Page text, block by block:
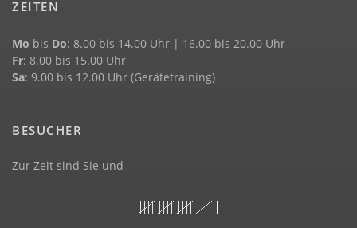
ZEITEN
Mo bis Do: 8.00 bis 14.00 Uhr | 16.00 bis 20.00 Uhr
Fr: 8.00 bis 15.00 Uhr
Sa: 9.00 bis 12.00 Uhr (Gerätetraining)
BESUCHER
Zur Zeit sind Sie und